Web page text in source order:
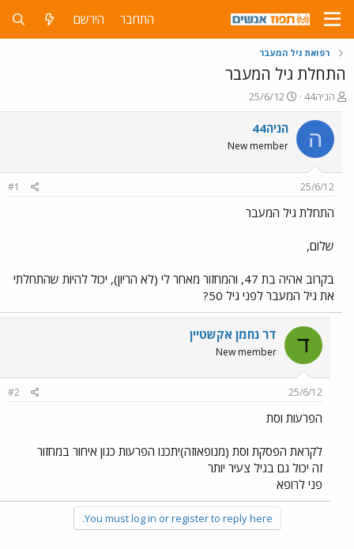
התחבר הירשם
רפואת גיל המעבר
התחלת גיל המעבר
פ
ו
ת
ח
ה
ש
א
הניה44
פ
ו
ר
ם
ר
25/6/12
ה הניה44
New member
25/6/12
#1
התחלת גיל המעבר
שלום,
בקרוב אהיה בת 47, והמחזור מאחר לי (לא הריון), יכול להיות שהתחלתי
את גיל המעבר לפני גיל 50?
ד דר נחמן אקשטיין
New member
25/6/12
#2
הפרעות וסת
לקראת הפסקת וסת (מנופאוזה)יתכנו הפרעות כגון איחור במחזור
זה יכול גם בגיל צעיר יותר
פני לרופא
You must log in or register to reply here.